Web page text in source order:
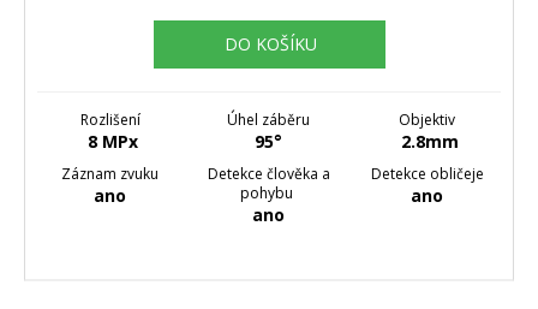
DO KOŠÍKU
Rozlišení
8 MPx
Úhel záběru
95°
Objektiv
2.8mm
Záznam zvuku
ano
Detekce člověka a
pohybu
ano
Detekce obličeje
ano